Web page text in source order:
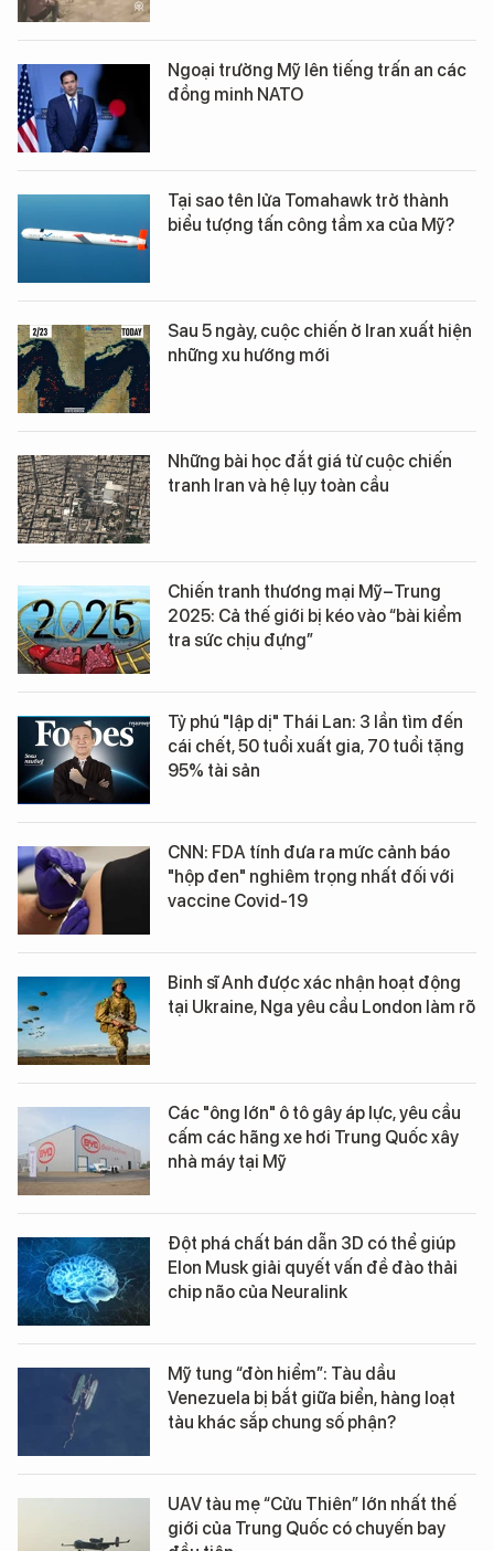
Ngoại trưởng Mỹ lên tiếng trấn an các
đồng minh NATO
Tại sao tên lửa Tomahawk trở thành
biểu tượng tấn công tầm xa của Mỹ?
Sau 5 ngày, cuộc chiến ở Iran xuất hiện
những xu hướng mới
Những bài học đắt giá từ cuộc chiến
tranh Iran và hệ lụy toàn cầu
Chiến tranh thương mại Mỹ–Trung
2025: Cả thế giới bị kéo vào “bài kiểm
tra sức chịu đựng”
Tỷ phú "lập dị" Thái Lan: 3 lần tìm đến
cái chết, 50 tuổi xuất gia, 70 tuổi tặng
95% tài sản
CNN: FDA tính đưa ra mức cảnh báo
"hộp đen" nghiêm trọng nhất đối với
vaccine Covid-19
Binh sĩ Anh được xác nhận hoạt động
tại Ukraine, Nga yêu cầu London làm rõ
Các "ông lớn" ô tô gây áp lực, yêu cầu
cấm các hãng xe hơi Trung Quốc xây
nhà máy tại Mỹ
Đột phá chất bán dẫn 3D có thể giúp
Elon Musk giải quyết vấn đề đào thải
chip não của Neuralink
Mỹ tung “đòn hiểm”: Tàu dầu
Venezuela bị bắt giữa biển, hàng loạt
tàu khác sắp chung số phận?
UAV tàu mẹ “Cửu Thiên” lớn nhất thế
giới của Trung Quốc có chuyến bay